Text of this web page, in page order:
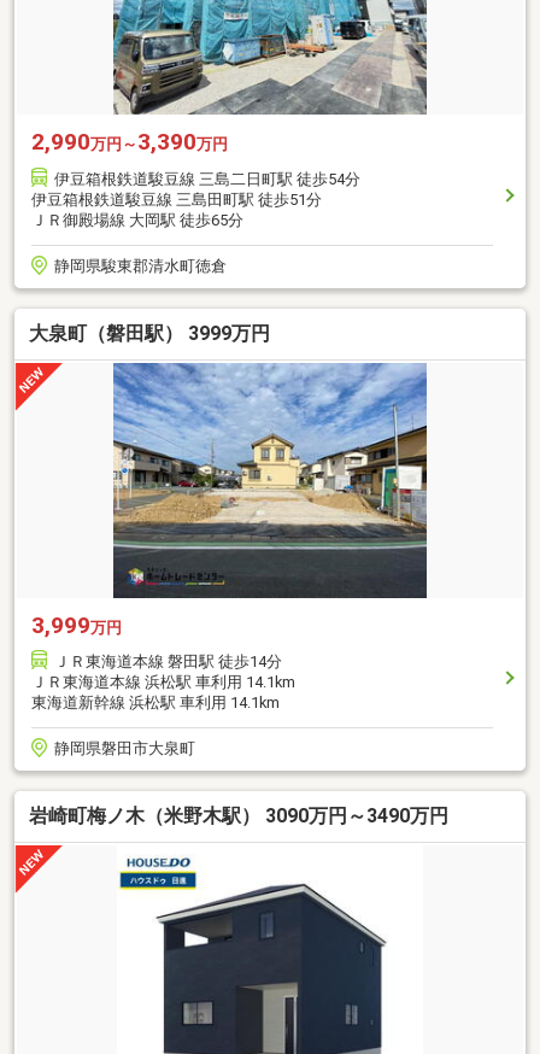
2,990万円～ 3,390万円
伊豆箱根鉄道駿豆線 三島二日町駅 徒歩54分
伊豆箱根鉄道駿豆線 三島田町駅 徒歩51分
ＪＲ御殿場線 大岡駅 徒歩65分
静岡県駿東郡清水町徳倉
大泉町（磐田駅） 3999万円
3,999万円
ＪＲ東海道本線 磐田駅 徒歩14分
ＪＲ東海道本線 浜松駅 車利用 14.1km
東海道新幹線 浜松駅 車利用 14.1km
静岡県磐田市大泉町
岩崎町梅ノ木（米野木駅） 3090万円～3490万円